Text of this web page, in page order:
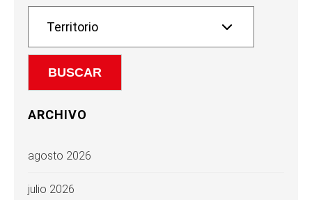
ARCHIVO
agosto 2026
julio 2026